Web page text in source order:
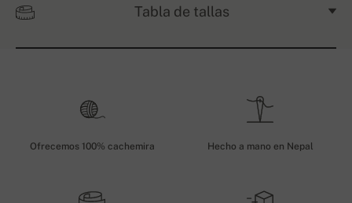
Tabla de tallas
Ofrecemos 100% cachemira Hecho a mano en Nepal